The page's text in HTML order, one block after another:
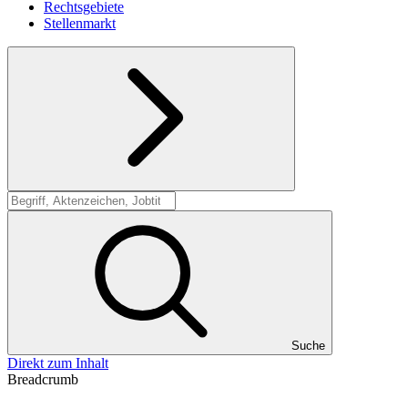
Rechtsgebiete
Stellenmarkt
Suche
Suche
Direkt zum Inhalt
Breadcrumb